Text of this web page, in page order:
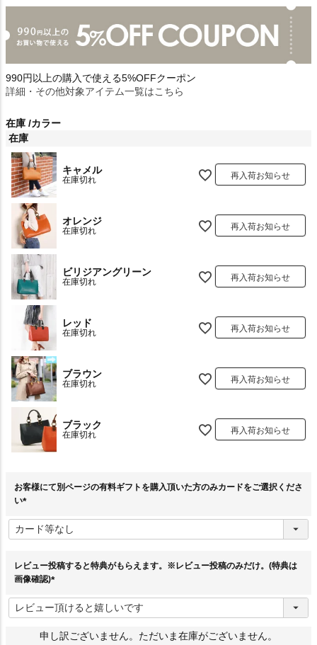
990円以上の購入で使える5%OFFクーポン
詳細・その他対象アイテム一覧はこちら
在庫 カラー
在庫
キャメル
在庫切れ 再入荷お知らせ
オレンジ
在庫切れ 再入荷お知らせ
ビリジアングリーン
在庫切れ 再入荷お知らせ
レッド
在庫切れ 再入荷お知らせ
ブラウン
在庫切れ 再入荷お知らせ
ブラック
在庫切れ 再入荷お知らせ
お客様にて別ページの有料ギフトを購入頂いた方のみカードをご選択くださ
い
必
須
レビュー投稿すると特典がもらえます。※レビュー投稿のみだけ。(特典は
画像確認)
必
須
)
申し訳ございません。ただいま在庫がございません。